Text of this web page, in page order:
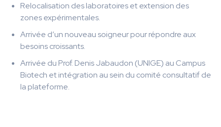
Relocalisation des laboratoires et extension des
zones expérimentales.
Arrivée d’un nouveau soigneur pour répondre aux
besoins croissants.
Arrivée du Prof. Denis Jabaudon (UNIGE) au Campus
Biotech et intégration au sein du comité consultatif de
la plateforme.